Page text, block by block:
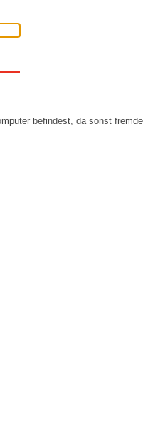
befindest, da sonst